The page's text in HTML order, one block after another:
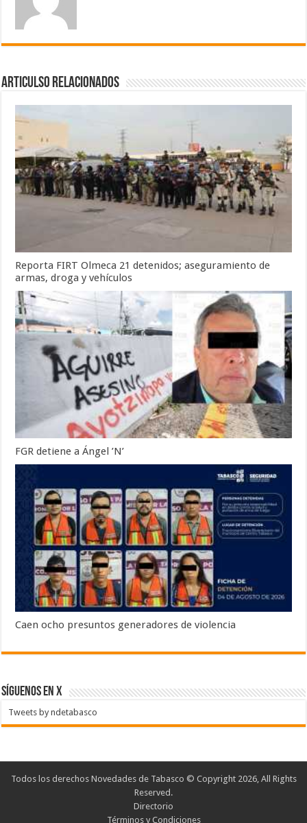
Articulso Relacionados
Reporta FIRT Olmeca 21 detenidos; aseguramiento de
armas, droga y vehículos
FGR detiene a Ángel ’N’
Caen ocho presuntos generadores de violencia
SÍGUENOS EN X
Tweets by ndetabasco
Todos los derechos Novedades de Tabasco © Copyright 2026, All Rights
Reserved.
Directorio
Términos y Condiciones